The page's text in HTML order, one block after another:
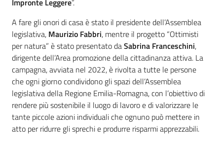
Impronte Leggere”.
A fare gli onori di casa è stato il presidente dell’Assemblea
legislativa, Maurizio Fabbri, mentre il progetto “Ottimisti
per natura” è stato presentato daSabrina Franceschini,
dirigente dell’Area promozione della cittadinanza attiva. La
campagna, avviata nel 2022, è rivolta a tutte le persone
che ogni giorno condividono gli spazi dell’Assemblea
legislativa della Regione Emilia-Romagna, con l’obiettivo di
rendere più sostenibile il luogo di lavoro e di valorizzare le
tante piccole azioni individuali che ognuno può mettere in
atto per ridurre gli sprechi e produrre risparmi apprezzabili.